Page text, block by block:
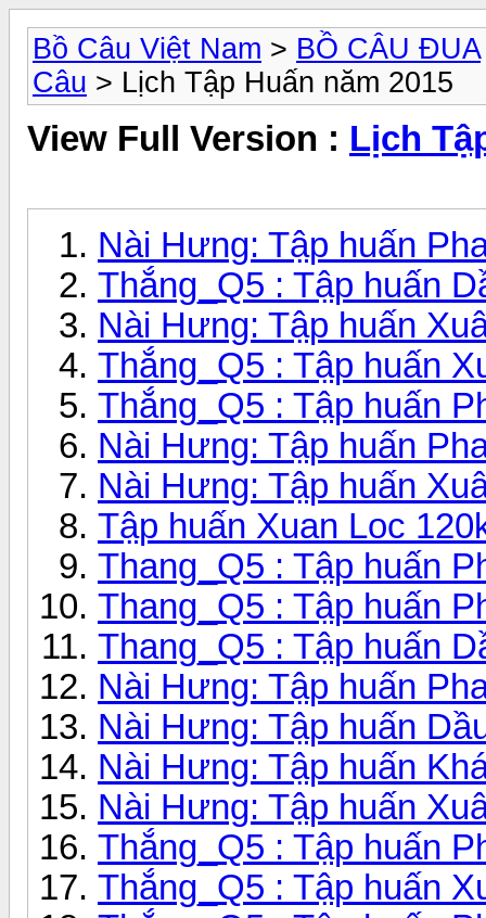
Bồ Câu Việt Nam > BỒ CÂU ĐUA
Câu > Lịch Tập Huấn năm 2015
View Full Version : Lịch
Nài Hưng: Tập huấn
Thắng_Q5 : Tập huấn
Nài Hưng: Tập huấn
Thắng_Q5 : Tập huấn
Thắng_Q5 : Tập huấn
Nài Hưng: Tập huấn
Nài Hưng: Tập huấn
Tập huấn Xuan Loc
Thang_Q5 : Tập huấn
Thang_Q5 : Tập huấn
Thang_Q5 : Tập huấn
Nài Hưng: Tập huấn
Nài Hưng: Tập huấn
Nài Hưng: Tập huấn
Nài Hưng: Tập huấn
Thắng_Q5 : Tập huấn
Thắng_Q5 : Tập huấn